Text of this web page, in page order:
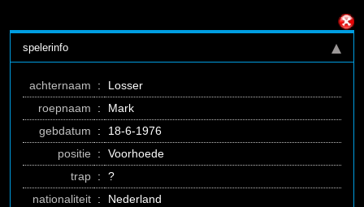
spelerinfo
achternaam :
Losser
roepnaam
:
Mark
gebdatum
:
18-6-1976
positie :
Voorhoede
trap :
?
nationaliteit :
Nederland